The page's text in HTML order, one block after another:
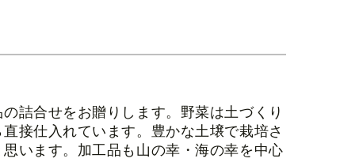
詰合せをお贈りします。野菜は土づくり
接仕入れています。豊かな土壌で栽培さ
います。加工品も山の幸・海の幸を中心